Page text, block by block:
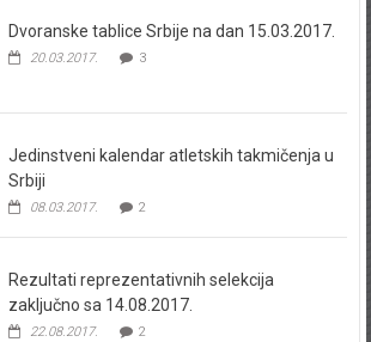
Dvoranske tablice Srbije na dan 15.03.2017.
20.03.2017. 3
Jedinstveni kalendar atletskih takmičenja u
Srbiji
08.03.2017. 2
Rezultati reprezentativnih selekcija
zaključno sa 14.08.2017.
22.08.2017. 2